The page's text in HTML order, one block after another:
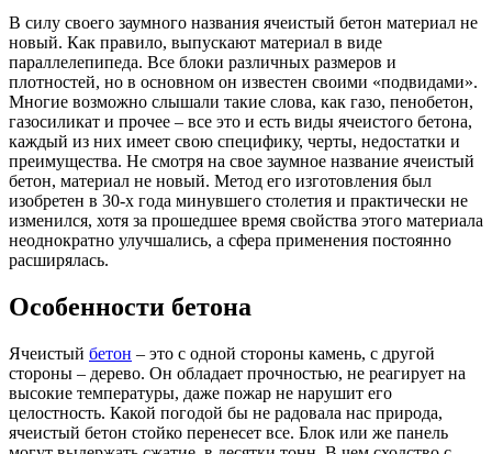
В силу своего заумного названия ячеистый бетон материал не
новый. Как правило, выпускают материал в виде
параллелепипеда. Все блоки различных размеров и
плотностей, но в основном он известен своими «подвидами».
Многие возможно слышали такие слова, как газо, пенобетон,
газосиликат и прочее – все это и есть виды ячеистого бетона,
каждый из них имеет свою специфику, черты, недостатки и
преимущества. Не смотря на свое заумное название ячеистый
бетон, материал не новый. Метод его изготовления был
изобретен в 30-х года минувшего столетия и практически не
изменился, хотя за прошедшее время свойства этого материала
неоднократно улучшались, а сфера применения постоянно
расширялась.
Особенности бетона
Ячеистый бетон – это с одной стороны камень, с другой
стороны – дерево. Он обладает прочностью, не реагирует на
высокие температуры, даже пожар не нарушит его
целостность. Какой погодой бы не радовала нас природа,
ячеистый бетон стойко перенесет все. Блок или же панель